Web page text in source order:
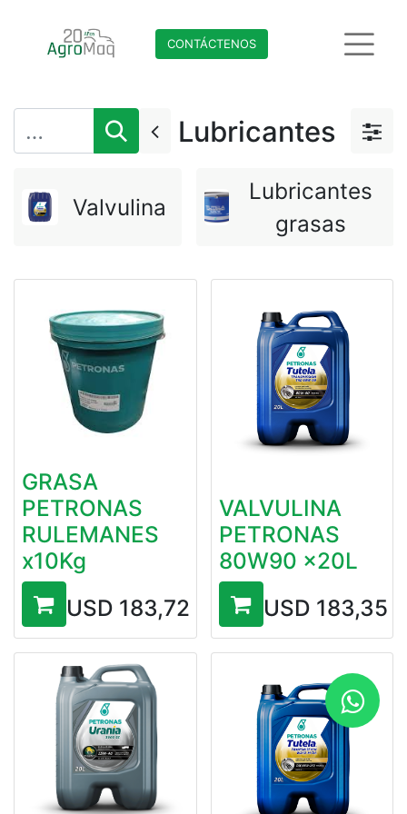
CONTÁCTENO​​​​S
Lubricantes
Valvulina
Lubricantes
grasas
GRASA
PETRONAS
RULEMANES
x10Kg
USD 183,72
VALVULINA
PETRONAS
80W90 x20L
USD 183,35